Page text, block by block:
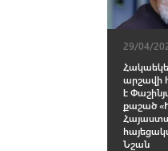
29/04/
արշավի
է
քաշած
Նշան